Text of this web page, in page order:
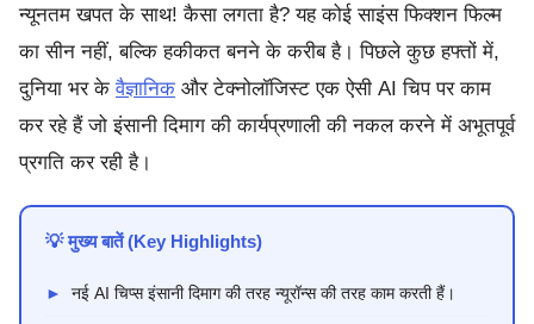
न्यूनतम खपत के साथ! कैसा लगता है? यह कोई साइंस फिक्शन फिल्म
का सीन नहीं, बल्कि हकीकत बनने के करीब है। पिछले कुछ हफ्तों में,
दुनिया भर केवैज्ञानिक और टेक्नोलॉजिस्ट एक ऐसी AI चिप पर काम
कर रहे हैं जो इंसानी दिमाग की कार्यप्रणाली की नकल करने में अभूतपूर्व
प्रगति कर रही है।
💡 मुख्य बातें (Key Highlights)
► नई AI चिप्स इंसानी दिमाग की तरह न्यूरॉन्स की तरह काम करती हैं।